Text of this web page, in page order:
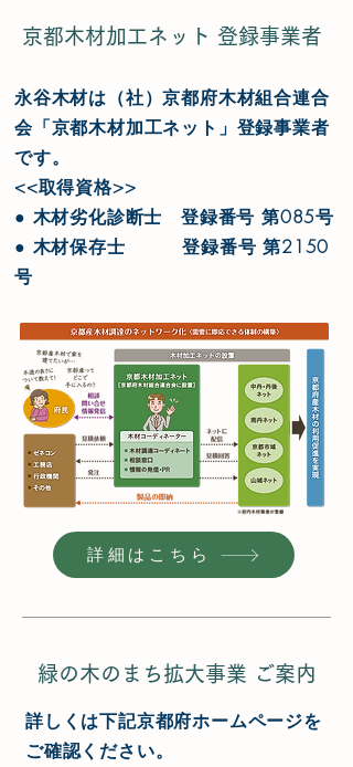
京都木材加工ネット 登録事業者
永谷木材は（社）京都府木材組合連合
会「京都木材加工ネット」登録事業者
です。
<<取得資格>>
● 木材劣化診断士 登録番号 第085号
● 木材保存士 登録番号 第2150
号
詳細はこちら
緑の木のまち拡大事業 ご案内
詳しくは下記京都府ホームページを
ご確認ください。